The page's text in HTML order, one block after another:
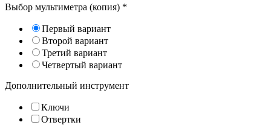
Выбор мультиметра (копия) *
Первый вариант
Второй вариант
Третий вариант
Четвертый вариант
Дополнительный инструмент
Ключи
Отвертки